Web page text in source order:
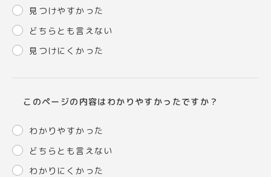
見つけやすかった
どちらとも言えない
見つけにくかった
このページの内容はわかりやすかったですか？
わかりやすかった
どちらとも言えない
わかりにくかった